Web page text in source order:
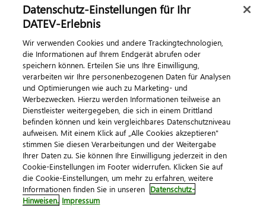
Kontaktieren Sie uns
© 2026 DATEV eG
ImpressumDatenschutzAGB Kontakt
Cookie-Einstellungen
Datenschutz-Einstellungen für Ihr
DATEV-Erlebnis
Wir verwenden Cookies und andere Trackingtechnologien,
die Informationen auf Ihrem Endgerät abrufen oder
speichern können. Erteilen Sie uns Ihre Einwilligung,
verarbeiten wir Ihre personenbezogenen Daten für Analysen
und Optimierungen wie auch zu Marketing- und
Werbezwecken. Hierzu werden Informationen teilweise an
Dienstleister weitergegeben, die sich in einem Drittland
befinden können und kein vergleichbares Datenschutzniveau
aufweisen. Mit einem Klick auf „Alle Cookies akzeptieren"
stimmen Sie diesen Verarbeitungen und der Weitergabe
Ihrer Daten zu. Sie können Ihre Einwilligung jederzeit in den
Cookie-Einstellungen im Footer widerrufen. Klicken Sie auf
die Cookie-Einstellungen, um mehr zu erfahren, weitere
Informationen finden Sie in unseren Datenschutz-
Hinweisen. Impressum